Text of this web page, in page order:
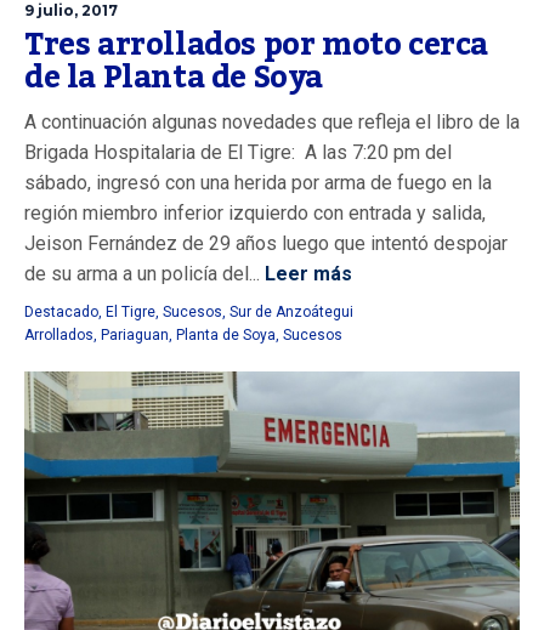
9 julio, 2017
Tres arrollados por moto cerca
de la Planta de Soya
A continuación algunas novedades que refleja el libro de la
Brigada Hospitalaria de El Tigre: A las 7:20 pm del
sábado, ingresó con una herida por arma de fuego en la
región miembro inferior izquierdo con entrada y salida,
Jeison Fernández de 29 años luego que intentó despojar
de su arma a un policía del... Leer más
Destacado, El Tigre, Sucesos, Sur de Anzoátegui
Arrollados, Pariaguan, Planta de Soya, Sucesos